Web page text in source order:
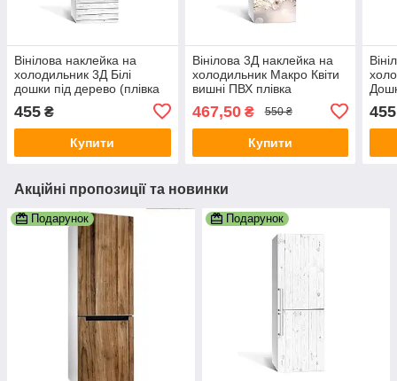
Вінілова наклейка на
холодильник 3Д Білі
дошки під дерево (плівка
ПВХ фотодрук) 600х1800
мм Текстури Сірий
455 ₴
Купити
Вінілова 3Д наклейка на
холодильник Макро Квіти
вишні ПВХ плівка
Бежевий 650х2000 мм
467,50₴ 550 ₴
Купити
455
Акційні пропозиції та новинки
Подарунок Подарунок